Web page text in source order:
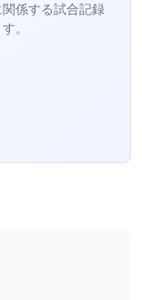
係する試合記録
。